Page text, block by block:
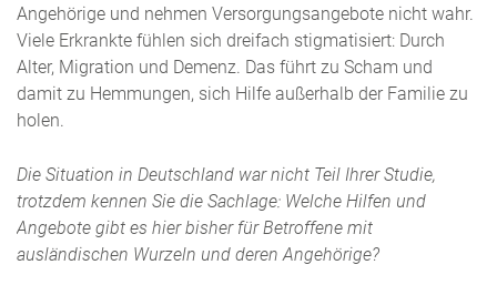
Angehörige und nehmen Versorgungsangebote nicht wahr.
Viele Erkrankte fühlen sich dreifach stigmatisiert: Durch
Alter, Migration und Demenz. Das führt zu Scham und
damit zu Hemmungen, sich Hilfe außerhalb der Familie zu
holen.
Die Situation in Deutschland war nicht Teil Ihrer Studie,
trotzdem kennen Sie die Sachlage: Welche Hilfen und
Angebote gibt es hier bisher für Betroffene mit
ausländischen Wurzeln und deren Angehörige?